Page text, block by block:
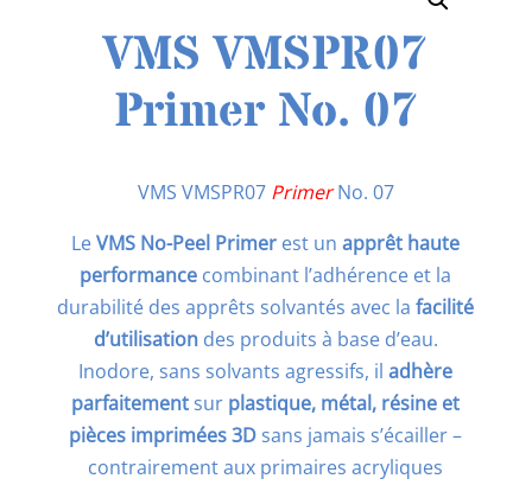
VMS VMSPR07
Primer No. 07
VMS VMSPR07 PrimerNo. 07
LeVMS No-Peel Primer est unapprêt haute
performance combinant l’adhérence et la
durabilité des apprêts solvantés avec lafacilité
d’utilisationdes produits à base d’eau.
Inodore, sans solvants agressifs, iladhère
parfaitement sur plastique, métal, résine et
pièces imprimées 3D sans jamais s’écailler –
contrairement aux primaires acryliques